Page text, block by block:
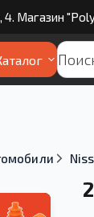
4. Магазин